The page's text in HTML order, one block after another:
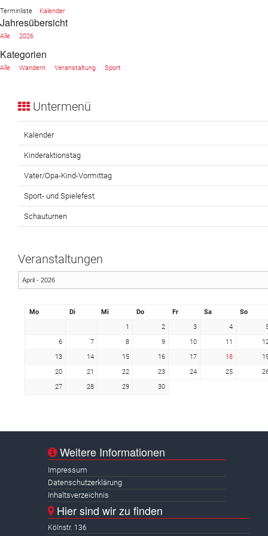
Website
Terminliste Kalender
Jahresübersicht
Alle 2026
Kategorien
Alle Wandern Veranstaltung Sport
Untermenü
Kalender
Kinderaktionstag
Vater/Opa-Kind-Vormittag
Sport- und Spielefest
Schauturnen
Veranstaltungen
Mo Di Mi Do Fr Sa
So
1
2 3 4
6
7 8 9 10 11
13
14 15 16 17 18
20
21 22 23 24 25
27
28 29 30
Weitere Informationen
Impressum
Datenschutzerklärung
Inhaltsverzeichnis
Hier sind wir zu finden
Kölnstr. 136